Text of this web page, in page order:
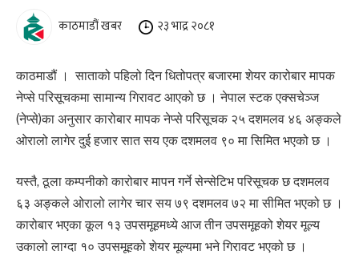
काठमाडौं खबर २३ भाद्र २०८१
काठमाडौं । साताको पहिलो दिन धितोपत्र बजारमा शेयर कारोबार मापक
नेप्से परिसूचकमा सामान्य गिरावट आएको छ । नेपाल स्टक एक्सचेञ्ज
(नेप्से)का अनुसार कारोबार मापक नेप्से परिसूचक २५ दशमलव ४६ अङ्कले
ओरालो लागेर दुई हजार सात सय एक दशमलव ९० मा सिमित भएको छ ।
यस्तै, ठूला कम्पनीको कारोबार मापन गर्ने सेन्सेटिभ परिसूचक छ दशमलव
६३ अङ्कले ओरालो लागेर चार सय ७९ दशमलव ७२ मा सीमित भएको छ ।
कारोबार भएका कूल १३ उपसमूहमध्ये आज तीन उपसमूहको शेयर मूल्य
उकालो लाग्दा १० उपसमूहको शेयर मूल्यमा भने गिरावट भएको छ ।